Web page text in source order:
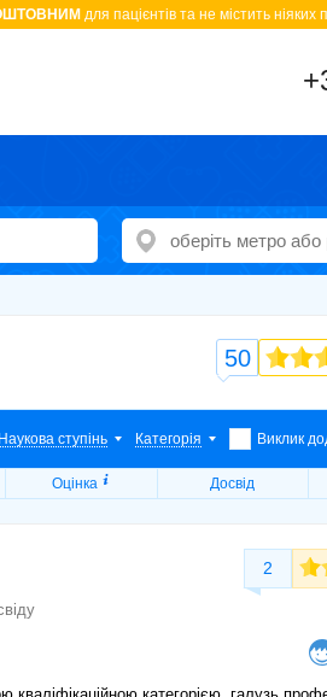
для пацієнтів та не містить ніяких
50
Наукова ступінь Категорія Виклик
Оцінка Досвід
2